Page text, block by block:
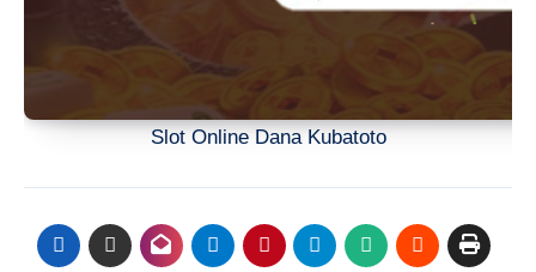
Slot Online Dana Kubatoto